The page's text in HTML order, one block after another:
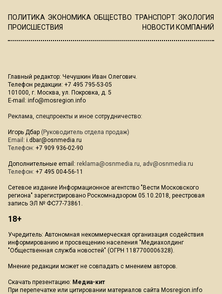
ПОЛИТИКА ЭКОНОМИКА ОБЩЕСТВО ТРАНСПОРТ ЭКОЛОГИЯ
ПРОИСШЕСТВИЯ
НОВОСТИ КОМПАНИЙ
Главный редактор: Чечушкин Иван Олегович.
Телефон редакции: +7 495 795-53-05
101000, г. Москва, ул. Покровка, д. 5
E-mail: info@mosregion.info
Реклама, спецпроекты и иное сотрудничество:
Игорь Дбар (Руководитель отдела продаж)
Email: i.dbar@osnmedia.ru
Телефон: +7 909 936-02-90
Дополнительные email: reklama@osnmedia.ru, adv@osnmedia.ru
Телефон: +7 495 004-56-11
Сетевое издание Информационное агентство "Вести Московского
региона" зарегистрировано Роскомнадзором 05.10.2018, реестровая
запись ЭЛ № ФС77-73861.
18+
Учредитель: Автономная некоммерческая организация содействия
информированию и просвещению населения "Медиахолдинг
"Общественная служба новостей" (ОГРН 1187700006328).
Мнение редакции может не совпадать с мнением авторов.
Скачать презентацию: Медиа-кит
При перепечатке или цитировании материалов сайта Mosregion.info